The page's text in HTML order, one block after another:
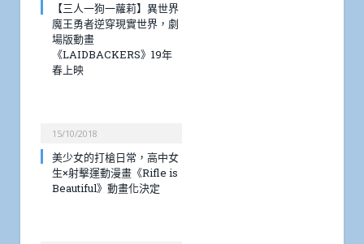
【三人一狗一蘿莉】異世界
魔王勇者逆穿現實世界，劇
場版動畫
《LAIDBACKERS》19年
春上映
15/10/2018
美少女的打槍日常，高中女
生×射擊運動漫畫《Rifle is
Beautiful》動畫化決定